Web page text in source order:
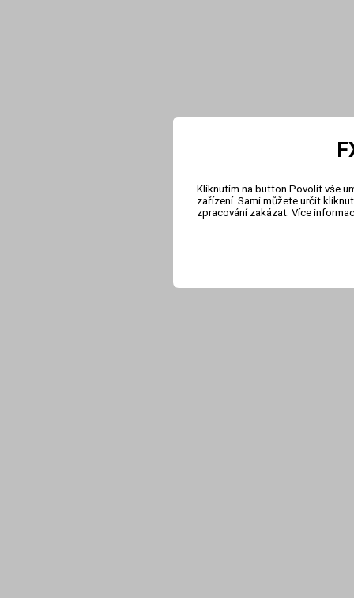
Kliknutím na button Povolit vše
zařízení. Sami můžete určit
zpracování zakázat. Více